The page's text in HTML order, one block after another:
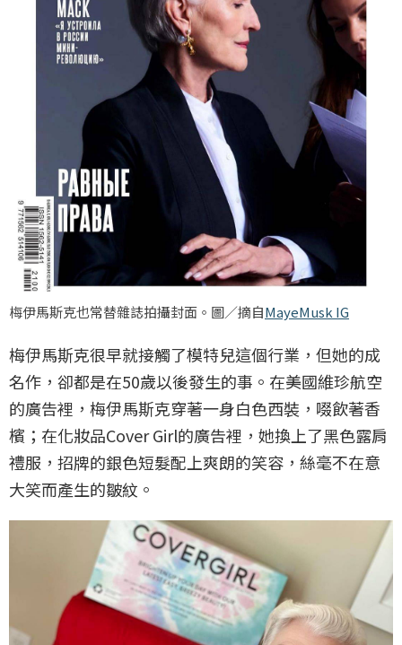
梅伊馬斯克也常替雜誌拍攝封面。圖／摘自MayeMusk IG
梅伊馬斯克很早就接觸了模特兒這個行業，但她的成
名作，卻都是在50歲以後發生的事。在美國維珍航空
的廣告裡，梅伊馬斯克穿著一身白色西裝，啜飲著香
檳；在化妝品Cover Girl的廣告裡，她換上了黑色露肩
禮服，招牌的銀色短髮配上爽朗的笑容，絲毫不在意
大笑而產生的皺紋。